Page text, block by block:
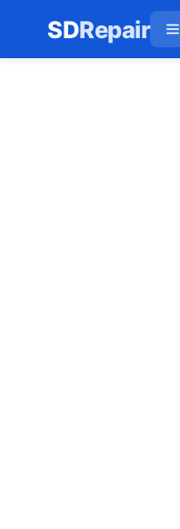
SDRepair